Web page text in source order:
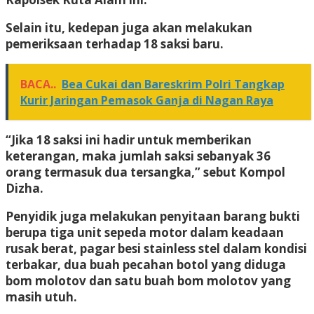
Selain itu, kedepan juga akan melakukan
pemeriksaan terhadap 18 saksi baru.
BACA.. Bea Cukai dan Bareskrim Polri Tangkap
Kurir Jaringan Pemasok Ganja di Nagan Raya
“Jika 18 saksi ini hadir untuk memberikan
keterangan, maka jumlah saksi sebanyak 36
orang termasuk dua tersangka,” sebut Kompol
Dizha.
Penyidik juga melakukan penyitaan barang bukti
berupa tiga unit sepeda motor dalam keadaan
rusak berat, pagar besi stainless stel dalam kondisi
terbakar, dua buah pecahan botol yang diduga
bom molotov dan satu buah bom molotov yang
masih utuh.